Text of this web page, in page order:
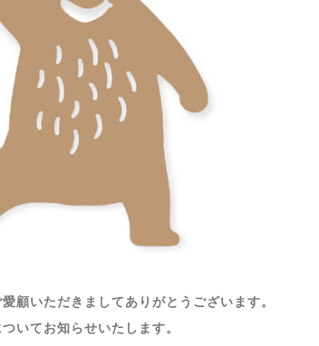
顧いただきましてありがとうございます。
いてお知らせいたします。